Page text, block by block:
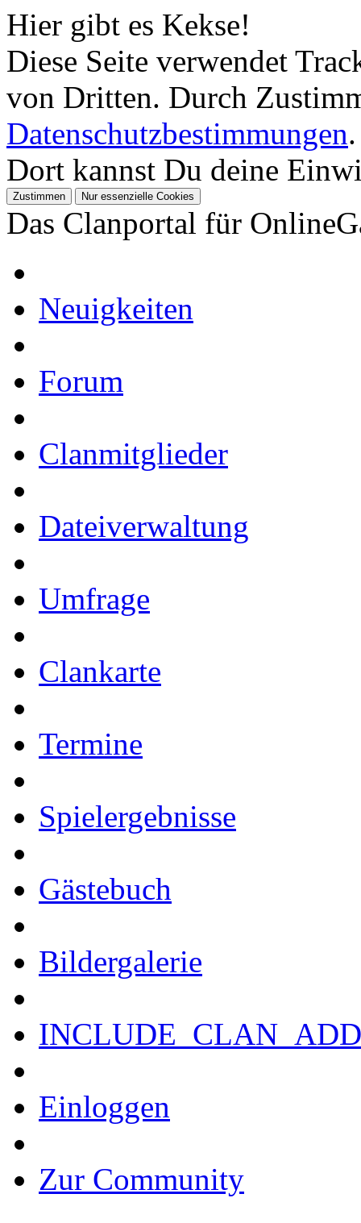
Hier gibt es Kekse!
Diese Seite verwendet
von Dritten. Durch
Datenschutzbestimmungen.
Dort kannst Du deine
Das Clanportal für
Neuigkeiten
Forum
Clanmitglieder
Dateiverwaltung
Umfrage
Clankarte
Termine
Spielergebnisse
Gästebuch
Bildergalerie
Einloggen
Zur Community